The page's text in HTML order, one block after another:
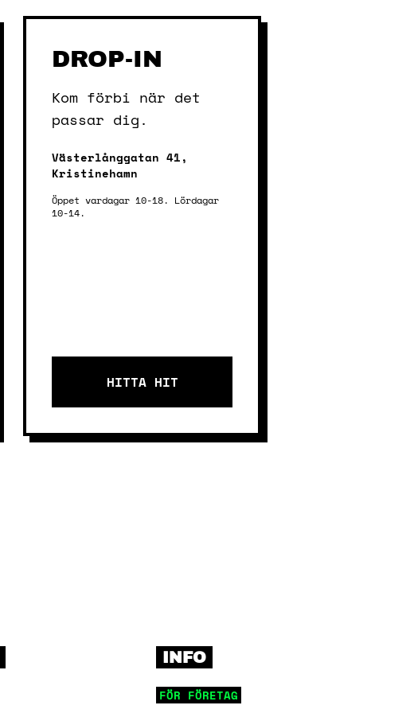
DROP-IN
Kom förbi när det
passar dig.
Västerlånggatan 41,
Kristinehamn
Öppet vardagar 10-18. Lördagar
10-14.
HITTA HIT
INFO
FÖR FÖRETAG